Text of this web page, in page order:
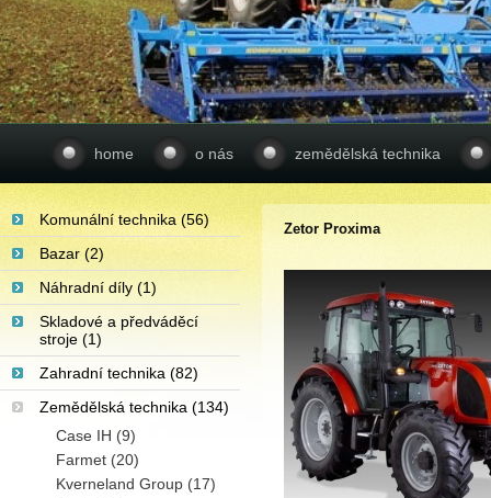
home o nás zemědělská technika
Zetor Proxima
Komunální technika (56)
Bazar (2)
Náhradní díly (1)
Skladové a předváděcí
stroje (1)
Zahradní technika (82)
Zemědělská technika (134)
Case IH (9)
Farmet (20)
Kverneland Group (17)